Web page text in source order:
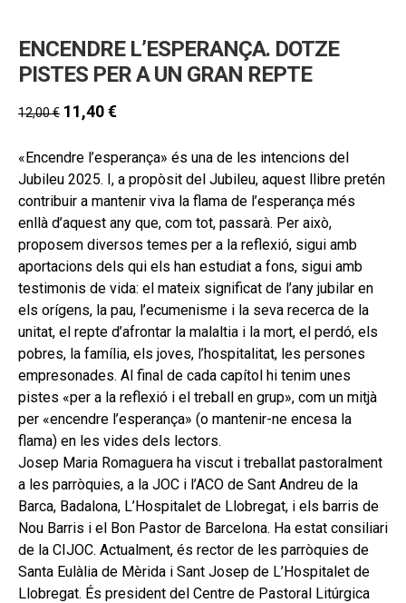
ENCENDRE L’ESPERANÇA. DOTZE
PISTES PER A UN GRAN REPTE
12,00€ 11,40€
«Encendre l’esperança» és una de les intencions del
Jubileu 2025. I, a propòsit del Jubileu, aquest llibre pretén
contribuir a mantenir viva la flama de l’esperança més
enllà d’aquest any que, com tot, passarà. Per això,
proposem diversos temes per a la reflexió, sigui amb
aportacions dels qui els han estudiat a fons, sigui amb
testimonis de vida: el mateix significat de l’any jubilar en
els orígens, la pau, l’ecumenisme i la seva recerca de la
unitat, el repte d’afrontar la malaltia i la mort, el perdó, els
pobres, la família, els joves, l’hospitalitat, les persones
empresonades. Al final de cada capítol hi tenim unes
pistes «per a la reflexió i el treball en grup», com un mitjà
per «encendre l’esperança» (o mantenir-ne encesa la
flama) en les vides dels lectors.
Josep Maria Romaguera ha viscut i treballat pastoralment
a les parròquies, a la JOC i l’ACO de Sant Andreu de la
Barca, Badalona, L’Hospitalet de Llobregat, i els barris de
Nou Barris i el Bon Pastor de Barcelona. Ha estat consiliari
de la CIJOC. Actualment, és rector de les parròquies de
Santa Eulàlia de Mèrida i Sant Josep de L’Hospitalet de
Llobregat. És president del Centre de Pastoral Litúrgica